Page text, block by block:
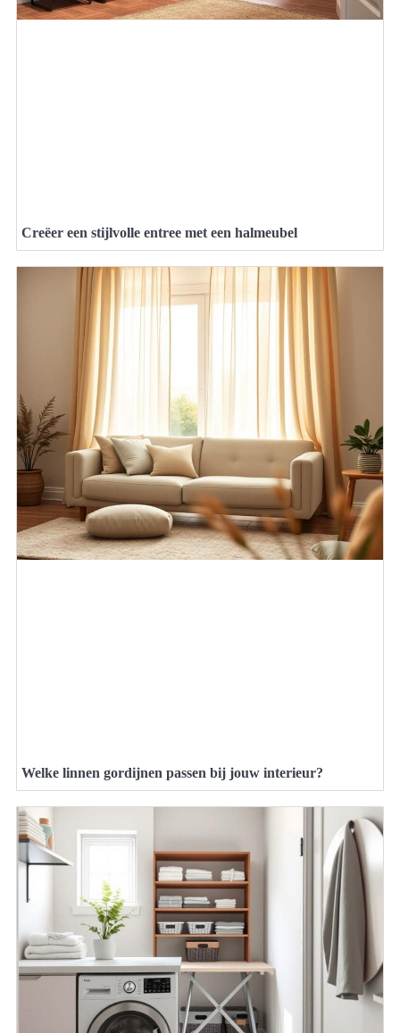
Creëer een stijlvolle entree met een halmeubel
Welke linnen gordijnen passen bij jouw interieur?